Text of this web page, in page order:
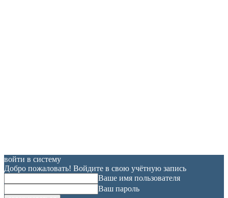
войти в систему
Добро пожаловать! Войдите в свою учётную запись
Ваше имя пользователя
Ваш пароль